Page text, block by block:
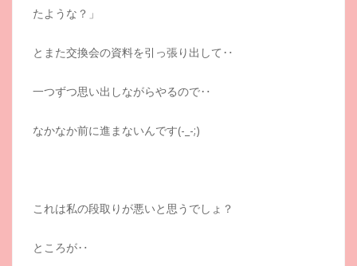
たような？」
とまた交換会の資料を引っ張り出して‥
一つずつ思い出しながらやるので‥
なかなか前に進まないんです(-_-;)
これは私の段取りが悪いと思うでしょ？
ところが‥